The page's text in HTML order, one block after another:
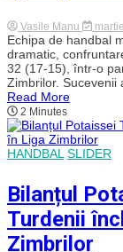
Vasile Manu
Echipa de handbal
dramatic,
32 (17-15), într-o
Zimbrilor. Sucevenii
Read More
2 Minutes
HANDBAL SLIDER
Bilanțul
Turdenii
Zimbrilor